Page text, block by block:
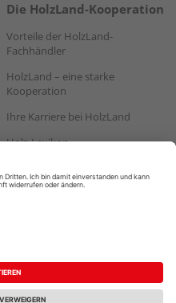
Die HolzLand-Kooperation
Vorteile der HolzLand-
Fachhändler
HolzLand – eine starke
Kooperation
Ihre Karriere bei HolzLand
Holz-Lexikon
Nutzungsbedingungen
Vertrag widerrufen